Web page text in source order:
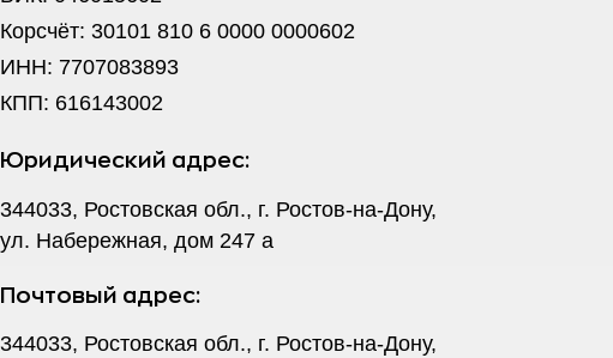
Корсчёт: 30101 810 6 0000 0000602
ИНН: 7707083893
КПП: 616143002
Юридический адрес:
344033, Ростовская обл., г. Ростов-на-Дону,
ул. Набережная, дом 247 а
Почтовый адрес:
344033, Ростовская обл., г. Ростов-на-Дону,